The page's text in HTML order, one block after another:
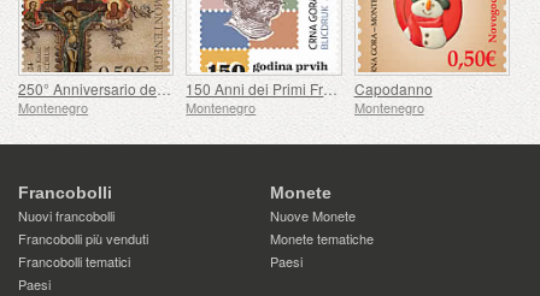
250° Anniversario della Nascita di Aleksije Lazović
Montenegro
150 Anni dei Primi Francobolli Montenegrini
Montenegro
Capodanno
Montenegro
Francobolli
Nuovi francobolli
Francobolli più venduti
Francobolli tematici
Paesi
Monete
Nuove Monete
Monete tematiche
Paesi